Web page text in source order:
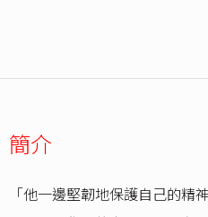
簡介
「他一邊堅韌地保護自己的精